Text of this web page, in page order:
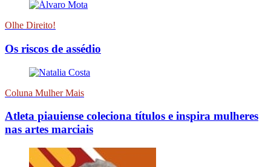
Olhe Direito!
Os riscos de assédio
Coluna Mulher Mais
Atleta piauiense coleciona títulos e inspira mulheres
nas artes marciais